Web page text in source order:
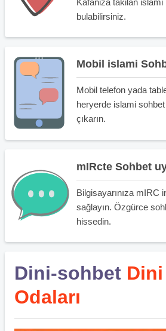
bulabilirsiniz.
Mobil islami
Mobil telefon yada
heryerde islami
çıkarın.
mIRcte Sohbet
Bilgisayarınıza mIRC
sağlayın. Özgürce
hissedin.
Dini-sohbet
Odaları